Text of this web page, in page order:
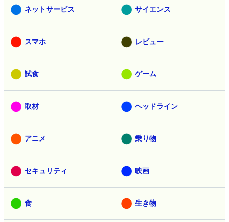
ネットサービス サイエンス
スマホ レビュー
試食 ゲーム
取材 ヘッドライン
アニメ 乗り物
セキュリティ 映画
食 生き物